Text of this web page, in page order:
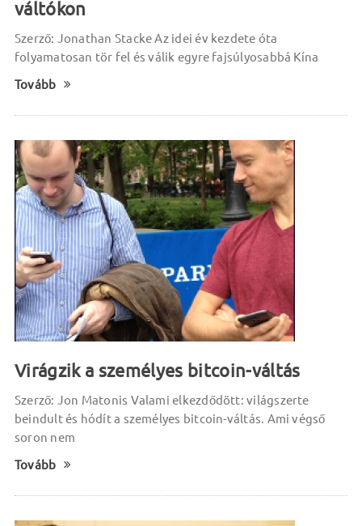
váltókon
Szerző: Jonathan Stacke Az idei év kezdete óta
folyamatosan tör fel és válik egyre fajsúlyosabbá Kína
Tovább
Virágzik a személyes bitcoin-váltás
Szerző: Jon Matonis Valami elkezdődött: világszerte
beindult és hódít a személyes bitcoin-váltás. Ami végső
soron nem
Tovább